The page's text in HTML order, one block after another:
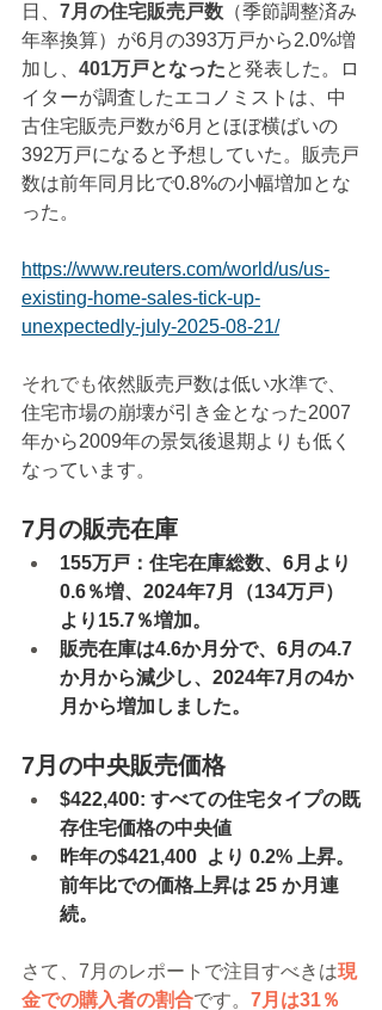
日、 7月の住宅販売戸数 （季節調整済み
年率換算）が6月の393万戸から2.0%増
加し、 401万戸となったと発表した。ロ
イターが調査したエコノミストは、中
古住宅販売戸数が6月とほぼ横ばいの
392万戸になると予想していた。販売戸
数は前年同月比で0.8%の小幅増加とな
った。
https://www.reuters.com/world/us/us-
existing-home-sales-tick-up-
unexpectedly-july-2025-08-21/
それでも依然販売戸数は低い水準で、
住宅市場の崩壊が引き金となった2007
年から2009年の景気後退期よりも低く
なっています。
7月の販売在庫
155万戸：住宅在庫総数、6月より
0.6％増、2024年7月（134万戸）
より15.7％増加。
販売在庫は4.6か月分で、6月の4.7
か月から減少し、2024年7月の4か
月から増加しました。
7月の中央販売価格
$422,400: すべての住宅タイプの既
存住宅価格の中央値
昨年の$421,400  より 0.2% 上昇。
前年比での価格上昇は 25 か月連
続。
さて、7月のレポートで注目すべきは現
金での購入者の割合です。 7月は31％